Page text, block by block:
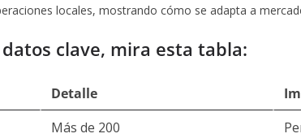
locales, mostrando cómo se adapta a
clave, mira esta tabla:
Detalle
Más de 200